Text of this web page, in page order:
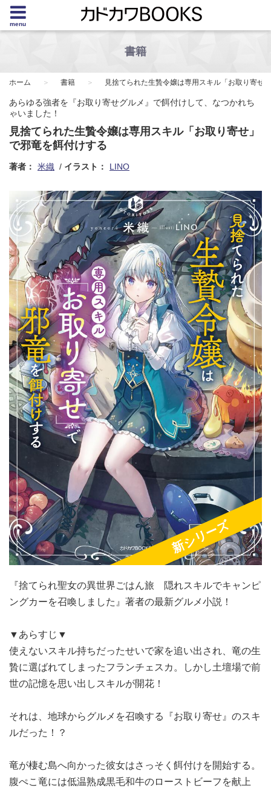
menu
書籍
ホーム 書籍 見捨てられた生贄令嬢は専用スキル「お取り寄せ
あらゆる強者を『お取り寄せグルメ』で餌付けして、なつかれち
ゃいました！
見捨てられた生贄令嬢は専用スキル「お取り寄せ」
で邪竜を餌付けする
著者： 米織 イラスト： LINO
新シリーズ
『捨てられ聖女の異世界ごはん旅 隠れスキルでキャンピ
ングカーを召喚しました』著者の最新グルメ小説！
▼あらすじ▼
使えないスキル持ちだったせいで家を追い出され、竜の生
贄に選ばれてしまったフランチェスカ。しかし土壇場で前
世の記憶を思い出しスキルが開花！
それは、地球からグルメを召喚する『お取り寄せ』のスキ
ルだった！？
竜が棲む島へ向かった彼女はさっそく餌付けを開始する。
腹ぺこ竜には低温熟成黒毛和牛のローストビーフを献上